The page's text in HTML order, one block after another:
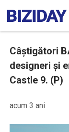
Câștigători
designeri și
Castle 9. (P)
acum 3 ani